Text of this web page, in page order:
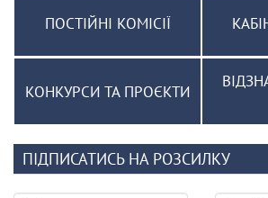
ПОСТІЙНІ КОМІСІЇ
КОНКУРСИ ТА ПРОЄКТИ
ПІДПИСАТИСЬ НА РОЗСИЛКУ